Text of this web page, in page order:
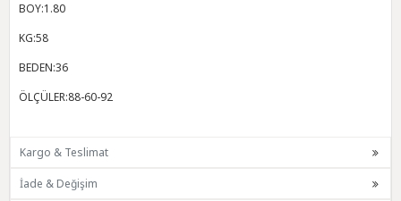
BOY:1.80
KG:58
BEDEN:36
ÖLÇÜLER:88-60-92
Kargo & Teslimat
İade & Değişim